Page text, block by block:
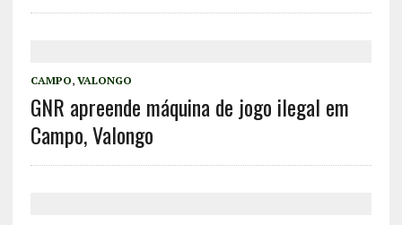
CAMPO, VALONGO
GNR apreende máquina de jogo ilegal em
Campo, Valongo